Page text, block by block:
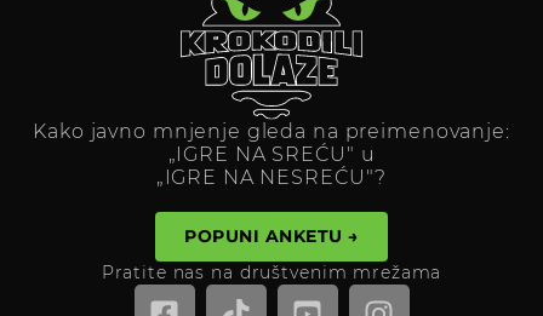
Kako javno mnjenje gleda na preimenovanje:
„IGRE NA SREĆU" u
„IGRE NA NESREĆU"?
POPUNI ANKETU →
Pratite nas na društvenim mrežama